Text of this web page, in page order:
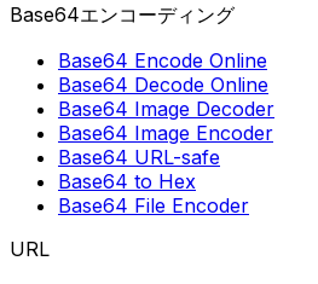
Base64エンコーディング
Base64 Encode Online
Base64 Decode Online
Base64 Image Decoder
Base64 Image Encoder
Base64 URL-safe
Base64 to Hex
Base64 File Encoder
URL